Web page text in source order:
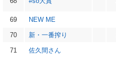
69 NEW ME
70 新・一番搾り
71 佐久間さん